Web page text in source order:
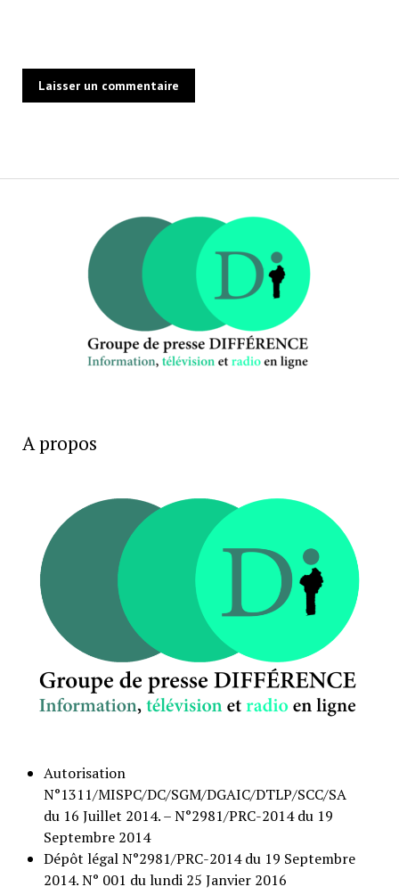
A propos
Autorisation
N°1311/MISPC/DC/SGM/DGAIC/DTLP/SCC/SA
du 16 Juillet 2014. – N°2981/PRC-2014 du 19
Septembre 2014
Dépôt légal N°2981/PRC-2014 du 19 Septembre
2014. N° 001 du lundi 25 Janvier 2016